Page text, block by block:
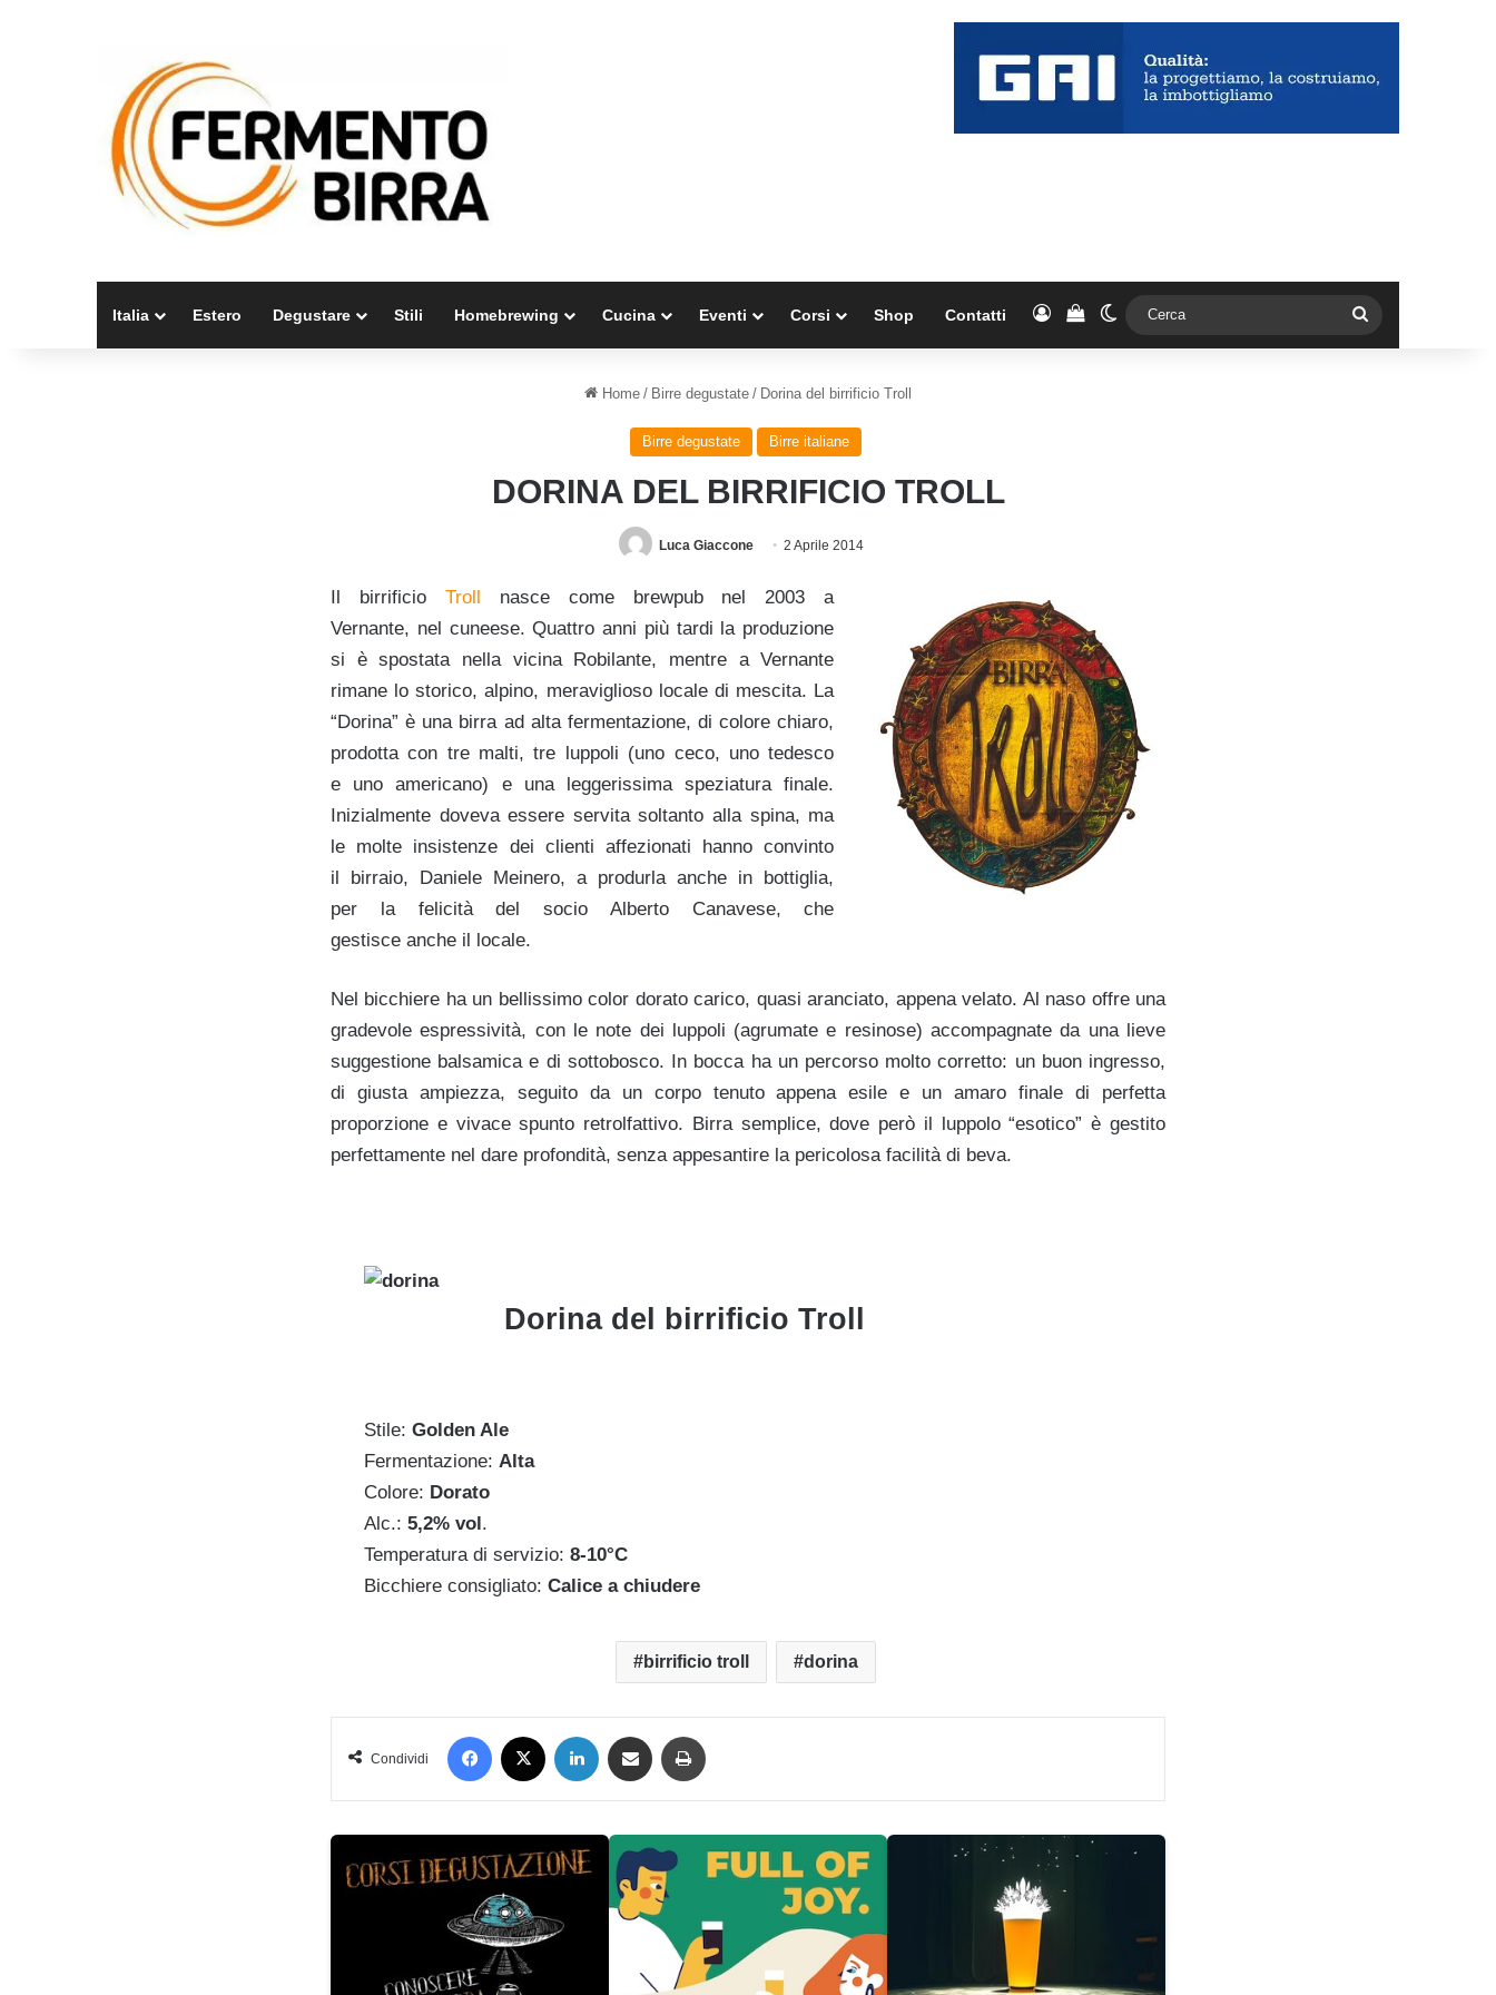
Italia Estero Degustare Stili Homebrewing Cucina Eventi Corsi Shop Contatti AccediVedi il carrello
Cambia aspetto
Home / Birre degustate / Dorina del birrificio Troll
Birre degustate Birre italiane
DORINA DEL BIRRIFICIO TROLL
Luca Giaccone 2 Aprile 2014
Il birrificio Troll
nasce come brewpub nel 2003 a
Vernante, nel cuneese. Quattro anni più tardi la produzione
si è spostata nella vicina Robilante, mentre a Vernante
rimane lo storico, alpino, meraviglioso locale di mescita. La
“Dorina” è una birra ad alta fermentazione, di colore chiaro,
prodotta con tre malti, tre luppoli (uno ceco, uno tedesco
e uno americano) e una leggerissima speziatura finale.
Inizialmente doveva essere servita soltanto alla spina, ma
le molte insistenze dei clienti affezionati hanno convinto
il birraio, Daniele Meinero, a produrla anche in bottiglia,
per la felicità del socio Alberto Canavese, che
gestisce anche il locale.
Nel bicchiere ha un bellissimo color dorato carico, quasi aranciato, appena velato. Al naso offre una
gradevole espressività, con le note dei luppoli (agrumate e resinose) accompagnate da una lieve
suggestione balsamica e di sottobosco. In bocca ha un percorso molto corretto: un buon ingresso,
di giusta ampiezza, seguito da un corpo tenuto appena esile e un amaro finale di perfetta
proporzione e vivace spunto retrolfattivo. Birra semplice, dove però il luppolo “esotico” è gestito
perfettamente nel dare profondità, senza appesantire la pericolosa facilità di beva.
Dorina del birrificio Troll
Stile: Golden Ale
Fermentazione: Alta
Colore: Dorato
Alc.: 5,2% vol.
Temperatura di servizio: 8-10°C
Bicchiere consigliato: Calice a chiudere
birrificio troll dorina
Condividi
Facebook LinkedIn Condividi via mail